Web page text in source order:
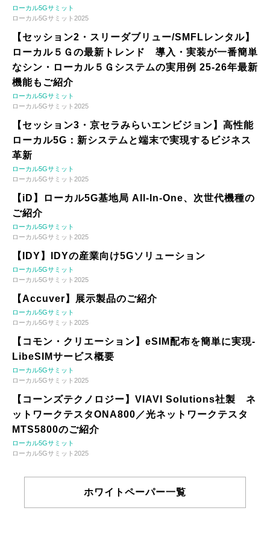
ローカル5Gサミット
ローカル5Gサミット2025
【セッション2・スリーダブリュー/SMFLレンタル】
ローカル５Ｇの最新トレンド 導入・実装が一番簡単
なシン・ローカル５Ｇシステムの実用例 25-26年最新
機能もご紹介
ローカル5Gサミット
ローカル5Gサミット2025
【セッション3・京セラみらいエンビジョン】高性能
ローカル5G：新システムと端末で実現するビジネス
革新
ローカル5Gサミット
ローカル5Gサミット2025
【iD】ローカル5G基地局 All-In-One、次世代機種の
ご紹介
ローカル5Gサミット
ローカル5Gサミット2025
【IDY】IDYの産業向け5Gソリューション
ローカル5Gサミット
ローカル5Gサミット2025
【Accuver】展示製品のご紹介
ローカル5Gサミット
ローカル5Gサミット2025
【コモン・クリエーション】eSIM配布を簡単に実現-
LibeSIMサービス概要
ローカル5Gサミット
ローカル5Gサミット2025
【コーンズテクノロジー】VIAVI Solutions社製 ネ
ットワークテスタONA800／光ネットワークテスタ
MTS5800のご紹介
ローカル5Gサミット
ローカル5Gサミット2025
ホワイトペーパー一覧